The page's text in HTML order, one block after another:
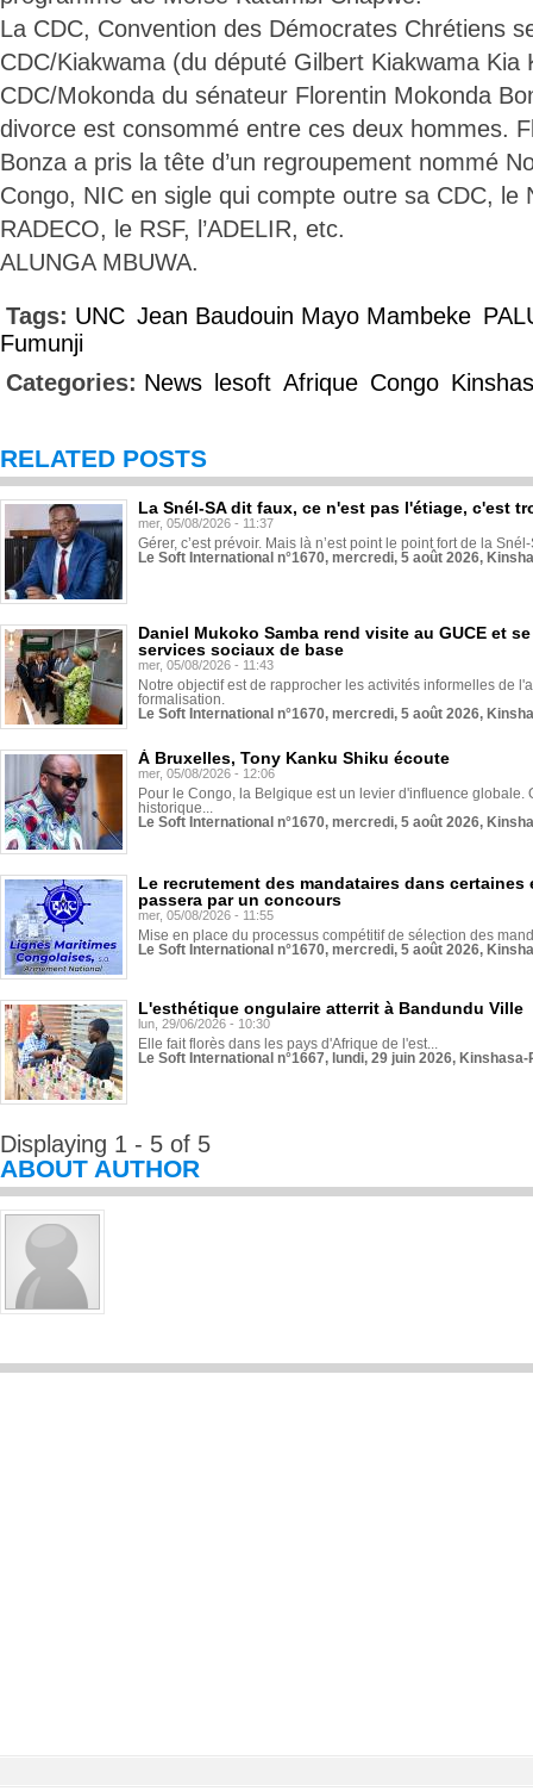
La CDC, Convention des Démocrates Chrétiens
CDC/Kiakwama (du député Gilbert Kiakwama Kia
CDC/Mokonda du sénateur Florentin Mokonda
divorce est consommé entre ces deux hommes.
Bonza a pris la tête d’un regroupement nommé
Congo, NIC en sigle qui compte outre sa CDC, le
RADECO, le RSF, l’ADELIR, etc.
ALUNGA MBUWA.
Tags: UNC Jean Baudouin Mayo Mambeke
Fumunji
Categories: News lesoft Afrique Congo
RELATED POSTS
La Snél-SA dit faux, ce n'est pas l'étiage, c'est
mer, 05/08/2026 - 11:37
Gérer, c’est prévoir. Mais là n’est point le point fort de la
Le Soft International n°1670, mercredi, 5 août 2026,
Daniel Mukoko Samba rend visite au GUCE et
services sociaux de base
mer, 05/08/2026 - 11:43
Notre objectif est de rapprocher les activités informelles de
formalisation.
Le Soft International n°1670, mercredi, 5 août 2026,
À Bruxelles, Tony Kanku Shiku écoute
mer, 05/08/2026 - 12:06
Pour le Congo, la Belgique est un levier d'influence globale.
historique...
Le Soft International n°1670, mercredi, 5 août 2026,
Le recrutement des mandataires dans
passera par un concours
mer, 05/08/2026 - 11:55
Mise en place du processus compétitif de sélection des
Le Soft International n°1670, mercredi, 5 août 2026,
L'esthétique ongulaire atterrit à Bandundu Ville
lun, 29/06/2026 - 10:30
Elle fait florès dans les pays d'Afrique de l'est...
Le Soft International n°1667, lundi, 29 juin 2026,
Displaying 1 - 5 of 5
ABOUT AUTHOR